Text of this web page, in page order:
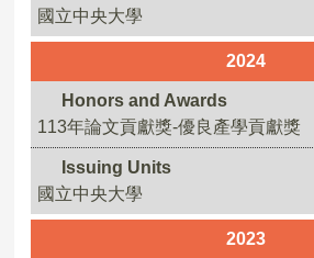
國立中央大學
2024
Honors and Awards
113年論文貢獻獎-優良產學貢獻獎
Issuing Units
國立中央大學
2023